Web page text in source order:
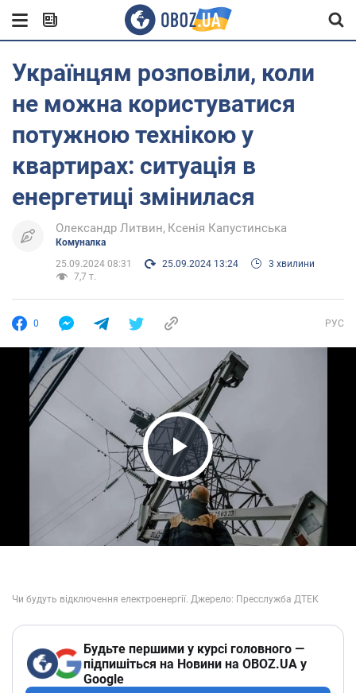
Українцям розповіли, коли
не можна користуватися
потужною технікою у
квартирах: ситуація в
енергетиці змінилася
Олександр Литвин Ксенія Капустинська
Комуналка
25.09.2024 08:31
25.09.2024 13:24
3 хвилини
7,7 т.
0 РУС
Play Video
Будьте першими у курсі головного —
підпишіться на Новини на OBOZ.UA у
Google